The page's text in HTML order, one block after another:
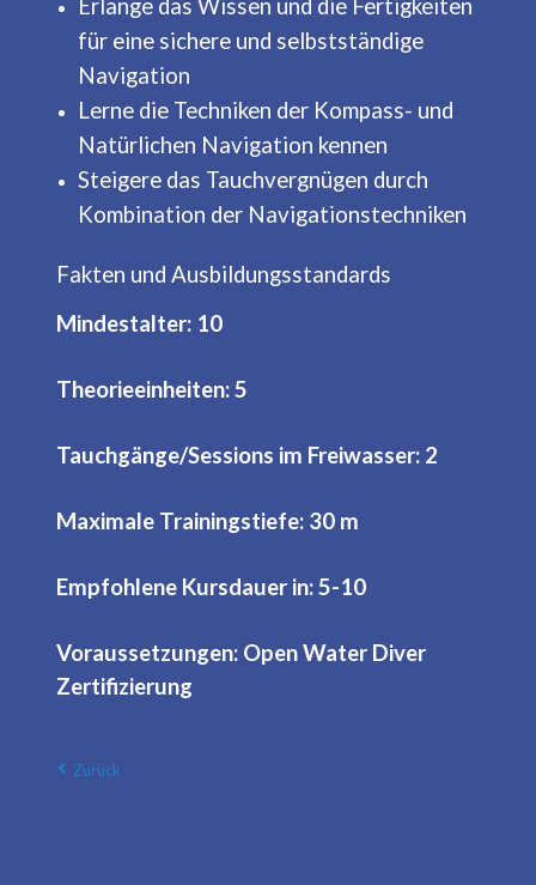
Erlange das Wissen und die Fertigkeiten
für eine sichere und selbstständige
Navigation
Lerne die Techniken der Kompass- und
Natürlichen Navigation kennen
Steigere das Tauchvergnügen durch
Kombination der Navigationstechniken
Fakten und Ausbildungsstandards
Mindestalter: 10
Theorieeinheiten: 5
Tauchgänge/Sessions im Freiwasser: 2
Maximale Trainingstiefe: 30 m
Empfohlene Kursdauer in: 5-10
Voraussetzungen: Open Water Diver
Zertifizierung
Zurück